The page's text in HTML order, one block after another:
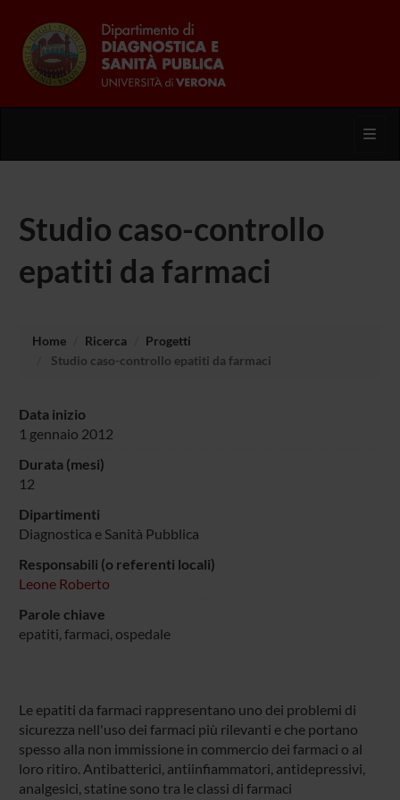
Studio caso-controllo
epatiti da farmaci
Home Ricerca
Progetti
Studio caso-controllo epatiti da farmaci
Data inizio
1 gennaio 2012
Durata (mesi)
12
Dipartimenti
Diagnostica e Sanità Pubblica
Responsabili (o referenti locali)
Leone Roberto
Parole chiave
epatiti, farmaci, ospedale
Le epatiti da farmaci rappresentano uno dei problemi di
sicurezza nell'uso dei farmaci più rilevanti e che portano
spesso alla non immissione in commercio dei farmaci o al
loro ritiro. Antibatterici, antiinfiammatori, antidepressivi,
analgesici, statine sono tra le classi di farmaci